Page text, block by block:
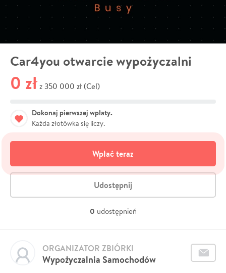
Car4you otwarcie wypożyczalni
0 zł z 350 000 zł (Cel)
Dokonaj pierwszej wpłaty.
Każda złotówka się liczy.
Wpłać teraz
Udostępnij
0 udostępnień
Wypożyczalnia Samochodów
ORGANIZATOR ZBIÓRKI